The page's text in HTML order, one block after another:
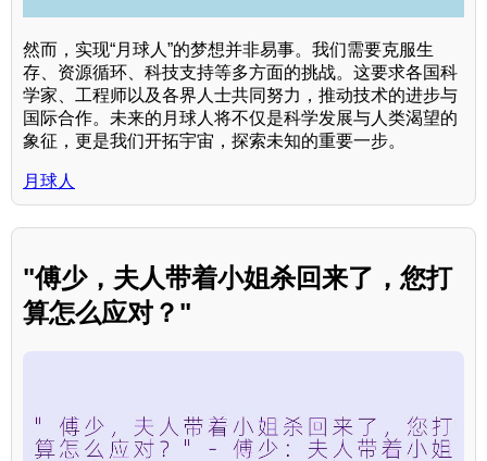
然而，实现“月球人”的梦想并非易事。我们需要克服生
存、资源循环、科技支持等多方面的挑战。这要求各国科
学家、工程师以及各界人士共同努力，推动技术的进步与
国际合作。未来的月球人将不仅是科学发展与人类渴望的
象征，更是我们开拓宇宙，探索未知的重要一步。
月球人
"傅少，夫人带着小姐杀回来了，您打
算怎么应对？"